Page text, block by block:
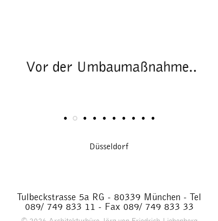
Düsseldorf
Tulbeckstrasse 5a RG - 80339 München - Tel
089/ 749 833 11 - Fax 089/ 749 833 33